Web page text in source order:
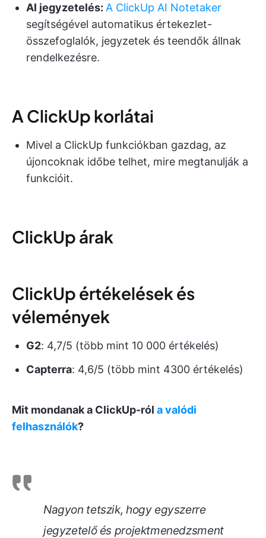
AI jegyzetelés: A ClickUp AI Notetaker
segítségével automatikus értekezlet-
összefoglalók, jegyzetek és teendők állnak
rendelkezésre.
A ClickUp korlátai
Mivel a ClickUp funkciókban gazdag, az
újoncoknak időbe telhet, mire megtanulják a
funkcióit.
ClickUp árak
ClickUp értékelések és
vélemények
G2: 4,7/5 (több mint 10 000 értékelés)
Capterra: 4,6/5 (több mint 4300 értékelés)
Mit mondanak a ClickUp-ról a valódi
felhasználók?
Nagyon tetszik, hogy egyszerre
jegyzetelő és projektmenedzsment